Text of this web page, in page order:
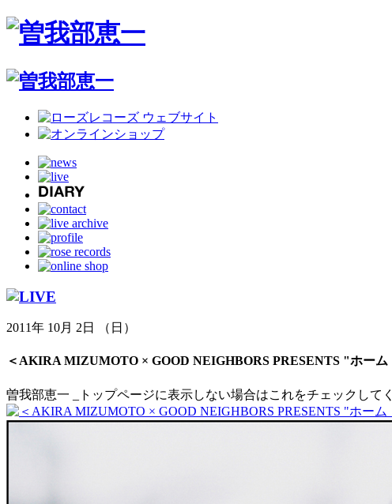
2011年 10月 2日 （日）
＜AKIRA MIZUMOTO × GOOD NEIGHBORS PRESENTS "ホー
曽我部恵一 _トップページに表示しない場合はこれをチェックして